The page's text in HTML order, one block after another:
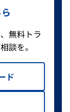
無料トラ
談を。
ド